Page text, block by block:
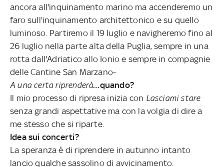
ancora all'inquinamento marino ma accenderemo un
faro sull'inquinamento architettonico e su quello
luminoso. Partiremo il 19 luglio e navigheremo fino al
26 luglio nella parte alta della Puglia, sempre in una
rotta dall'Adriatico allo Ionio e sempre in compagnie
delle Cantine San Marzano-
A una certa riprenderà…quando?
Il mio processo di ripresa inizia con Lasciami stare
senza grandi aspettative ma con la volgia di dire a
me stesso che si riparte.
Idea sui concerti?
La speranza è di riprendere in autunno intanto
lancio qualche sassolino di avvicinamento.